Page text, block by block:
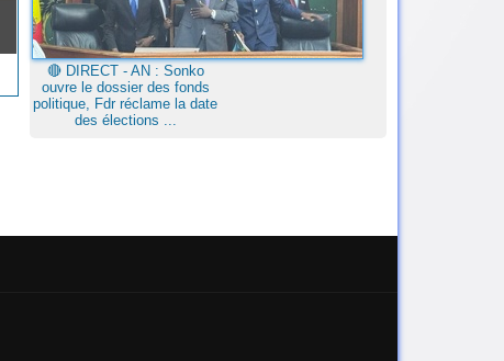
🔴​ DIRECT - AN : Sonko
ouvre le dossier des fonds
politique, Fdr réclame la date
des élections ...